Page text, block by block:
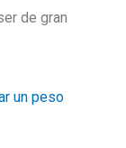
de gran
un peso